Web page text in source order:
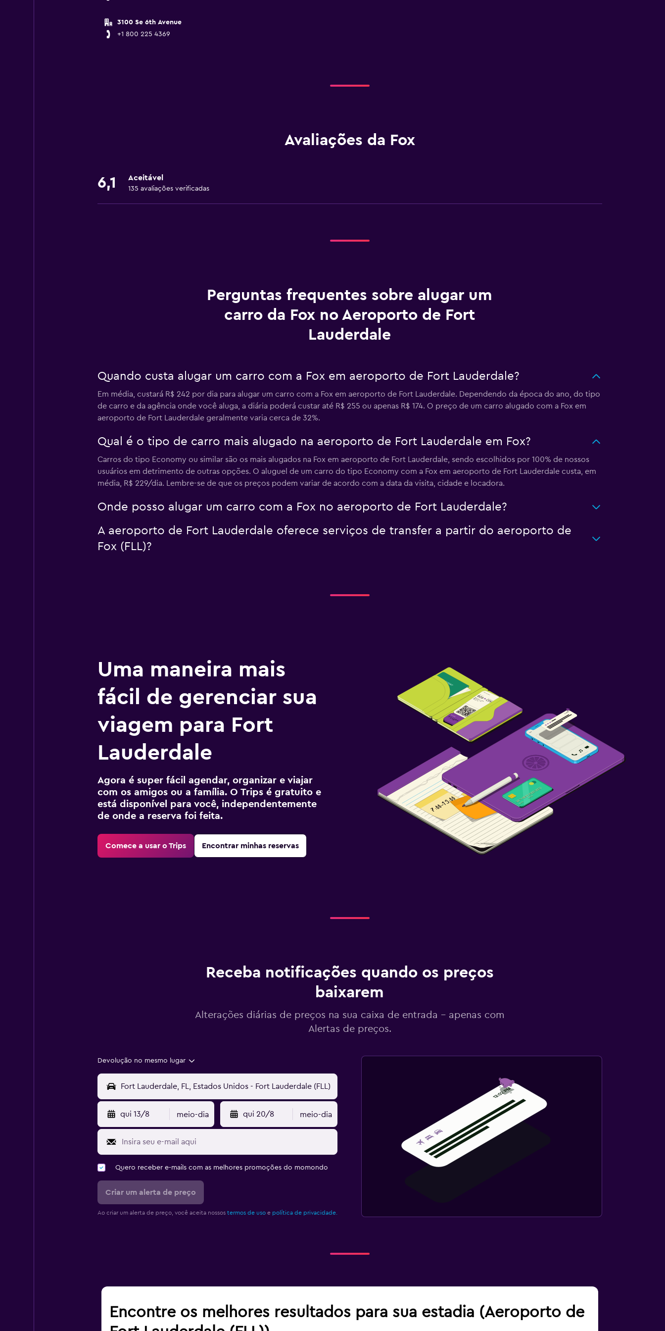
3100 Se 6th Avenue
+1 800 225 4369
Avaliações da Fox
6,1 Aceitável
135 avaliações verificadas
Perguntas frequentes sobre alugar um
carro da Fox no Aeroporto de Fort
Lauderdale
Quando custa alugar um carro com a Fox em aeroporto de Fort Lauderdale?
Em média, custará R$ 242 por dia para alugar um carro com a Fox em aeroporto de Fort Lauderdale. Dependendo da época do ano, do tipo
de carro e da agência onde você aluga, a diária poderá custar até R$ 255 ou apenas R$ 174. O preço de um carro alugado com a Fox em
aeroporto de Fort Lauderdale geralmente varia cerca de 32%.
Qual é o tipo de carro mais alugado na aeroporto de Fort Lauderdale em Fox?
Carros do tipo Economy ou similar são os mais alugados na Fox em aeroporto de Fort Lauderdale, sendo escolhidos por 100% de nossos
usuários em detrimento de outras opções. O aluguel de um carro do tipo Economy com a Fox em aeroporto de Fort Lauderdale custa, em
média, R$ 229/dia. Lembre-se de que os preços podem variar de acordo com a data da visita, cidade e locadora.
Onde posso alugar um carro com a Fox no aeroporto de Fort Lauderdale?
A aeroporto de Fort Lauderdale oferece serviços de transfer a partir do aeroporto de
Fox (FLL)?
Uma maneira mais
fácil de gerenciar sua
viagem para Fort
Lauderdale
Agora é super fácil agendar, organizar e viajar
com os amigos ou a família. O Trips é gratuito e
está disponível para você, independentemente
de onde a reserva foi feita.
Comece a usar o Trips Encontrar minhas reservas
Receba notificações quando os preços
baixarem
Alterações diárias de preços na sua caixa de entrada - apenas com
Alertas de preços.
Devolução no mesmo lugar
qui 13/8 meio-dia qui 20/8 meio-dia
Quero receber e-mails com as melhores promoções do momondo
Criar um alerta de preço
Ao criar um alerta de preço, você aceita nossos termos de usoe política de privacidade.
Encontre os melhores resultados para sua estadia (Aeroporto de